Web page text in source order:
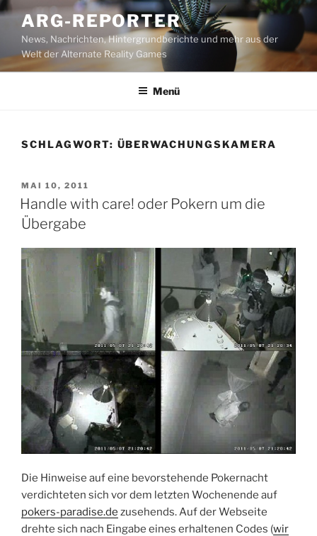
Zum
Inhalt
springen
ARG-REPORTER
News, Nachrichten, Hintergrundberichte und mehr aus der
Welt der Alternate Reality Games
Menü
SCHLAGWORT: ÜBERWACHUNGSKAMERA
VERÖFFENTLICHT
AM
MAI 10, 2011
Handle with care! oder Pokern um die
Übergabe
Die Hinweise auf eine bevorstehende Pokernacht
verdichteten sich vor dem letzten Wochenende auf
pokers-paradise.de zusehends. Auf der Webseite
drehte sich nach Eingabe eines erhaltenen Codes (wir